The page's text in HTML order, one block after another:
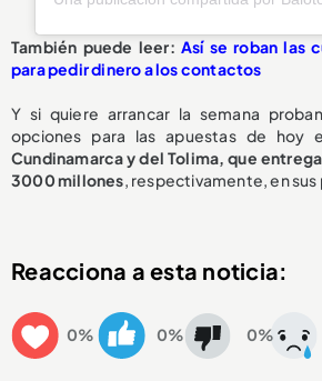
También puede leer: Así se roban las
para pedir dinero a los contactos
Y si quiere arrancar la semana
opciones para las apuestas de hoy
Cundinamarca y del Tolima, que
3000 millones, respectivamente, en
Reacciona a esta noticia:
0% 0% 0%